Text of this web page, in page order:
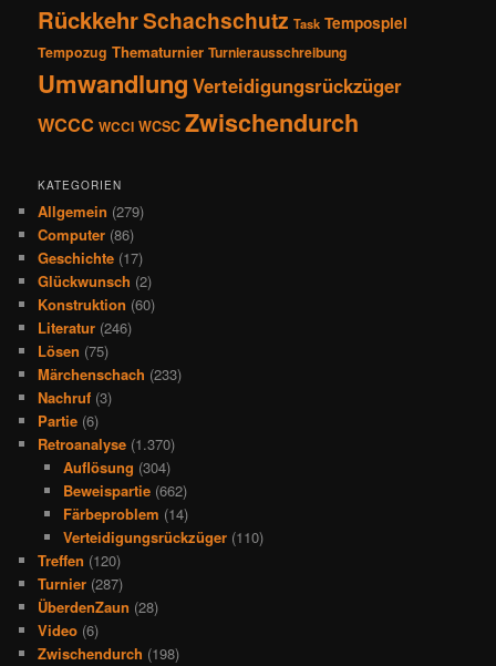
RückkehrSchachschutz Task Tempospiel
Tempozug Thematurnier Turnierausschreibung
Umwandlung Verteidigungsrückzüger
WCCC WCCI WCSC Zwischendurch
KATEGORIEN
Allgemein (279)
Computer (86)
Geschichte (17)
Glückwunsch (2)
Konstruktion (60)
Literatur (246)
Lösen (75)
Märchenschach (233)
Nachruf (3)
Partie (6)
Retroanalyse (1.370)
Auflösung (304)
Beweispartie(662)
Färbeproblem (14)
Verteidigungsrückzüger(110)
Treffen (120)
Turnier (287)
ÜberdenZaun (28)
Video (6)
Zwischendurch (198)